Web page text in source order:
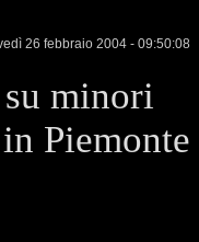
26 febbraio 2004 - 09:50:08
minori
Piemonte